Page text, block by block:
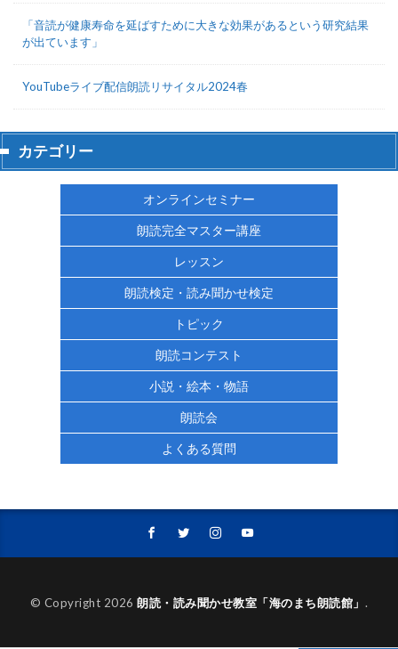
「音読が健康寿命を延ばすために大きな効果があるという研究結果
が出ています」
YouTubeライブ配信朗読リサイタル2024春
カテゴリー
オンラインセミナー
朗読完全マスター講座
レッスン
朗読検定・読み聞かせ検定
トピック
朗読コンテスト
小説・絵本・物語
朗読会
よくある質問
© Copyright 2026朗読・読み聞かせ教室「海のまち朗読館」 .